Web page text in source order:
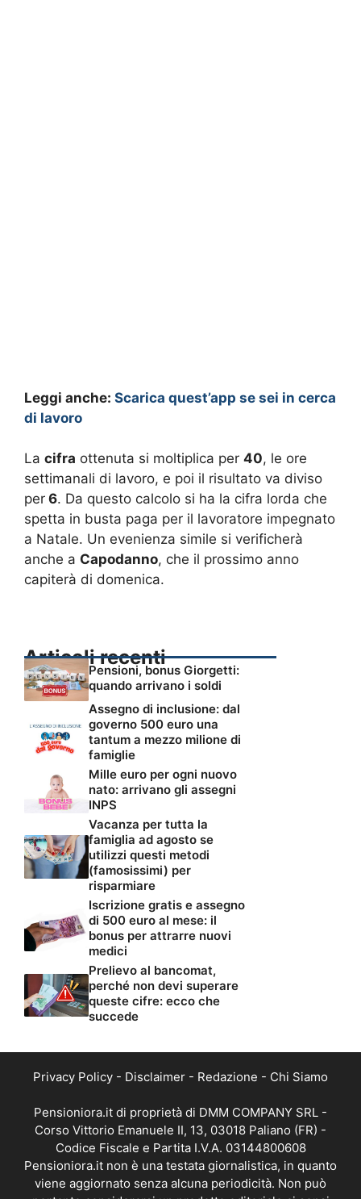
Leggi anche: Scarica quest’app se sei in cerca
di lavoro
La cifra ottenuta si moltiplica per 40, le ore
settimanali di lavoro, e poi il risultato va diviso
per 6. Da questo calcolo si ha la cifra lorda che
spetta in busta paga per il lavoratore impegnato
a Natale. Un evenienza simile si verificherà
anche a Capodanno, che il prossimo anno
capiterà di domenica.
Articoli recenti
Pensioni, bonus Giorgetti:
quando arrivano i soldi
Assegno di inclusione: dal
governo 500 euro una
tantum a mezzo milione di
famiglie
Mille euro per ogni nuovo
nato: arrivano gli assegni
INPS
Vacanza per tutta la
famiglia ad agosto se
utilizzi questi metodi
(famosissimi) per
risparmiare
Iscrizione gratis e assegno
di 500 euro al mese: il
bonus per attrarre nuovi
medici
Prelievo al bancomat,
perché non devi superare
queste cifre: ecco che
succede
Privacy Policy - Disclaimer - Redazione - Chi Siamo
Pensioniora.it di proprietà di DMM COMPANY SRL -
Corso Vittorio Emanuele II, 13, 03018 Paliano (FR) -
Codice Fiscale e Partita I.V.A. 03144800608
Pensioniora.it non è una testata giornalistica, in quanto
viene aggiornato senza alcuna periodicità. Non può